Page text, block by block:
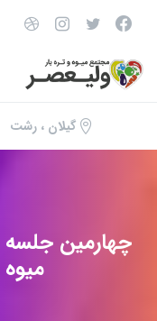
گیلان ، رشت
چهارمین جلسه
میوه